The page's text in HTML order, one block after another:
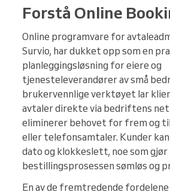
Forstå Online
Online programvare for
Survio, har dukket opp som en
planleggingsløsning for eiere og
tjenesteleverandører av små
brukervennlige verktøyet lar
avtaler direkte via bedriftens
eliminerer behovet for frem og
eller telefonsamtaler. Kunder
dato og klokkeslett, noe som gjør
bestillingsprosessen sømløs og
En av de fremtredende fordelene